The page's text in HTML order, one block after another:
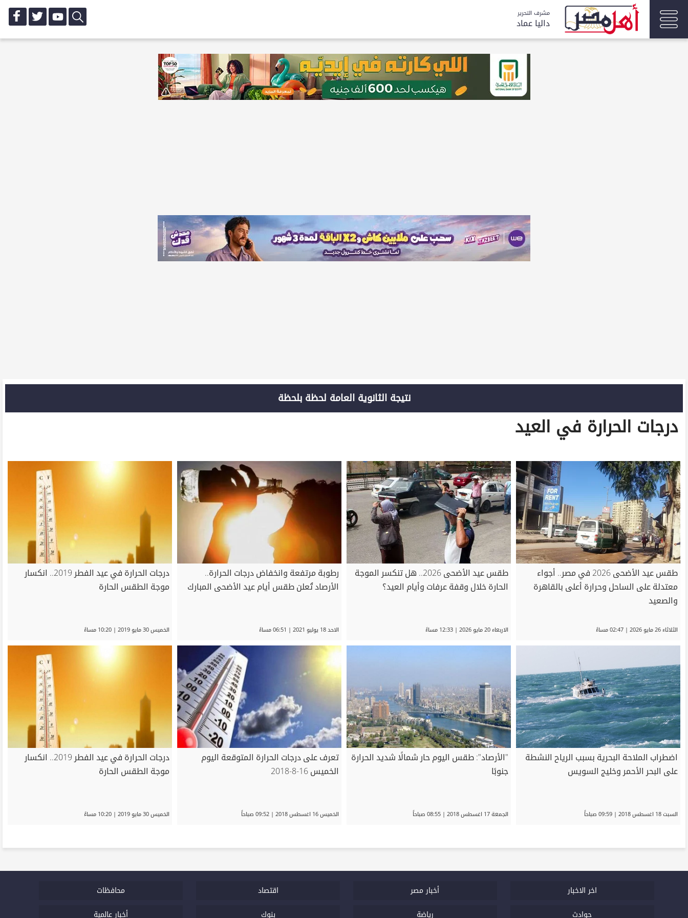
مشرف التحرير
داليا عماد
نتيجة الثانوية العامة لحظة بلحظة
درجات الحرارة في العيد
طقس عيد الأضحى 2026 في مصر.. أجواء
معتدلة على الساحل وحرارة أعلى بالقاهرة
والصعيد
الثلاثاء 26 مايو 2026 | 02:47 مساءً
طقس عيد الأضحى 2026.. هل تنكسر الموجة
الحارة خلال وقفة عرفات وأيام العيد؟
الاربعاء 20 مايو 2026 | 12:33 مساءً
رطوبة مرتفعة وانخفاض درجات الحرارة..
الأرصاد تُعلن طقس أيام عيد الأضحى المبارك
الاحد 18 يوليو 2021 | 06:51 مساءً
درجات الحرارة في عيد الفطر 2019.. انكسار
موجة الطقس الحارة
الخميس 30 مايو 2019 | 10:20 مساءً
اضطراب الملاحة البحرية بسبب الرياح النشطة
على البحر الأحمر وخليج السويس
السبت 18 اغسطس 2018 | 09:59 صباحاً
"الأرصاد": طقس اليوم حار شمالًا شديد الحرارة
جنوبًا
الجمعة 17 اغسطس 2018 | 08:55 صباحاً
تعرف على درجات الحرارة المتوقعة اليوم
الخميس 16-8-2018
الخميس 16 اغسطس 2018 | 09:52 صباحاً
درجات الحرارة في عيد الفطر 2019.. انكسار
موجة الطقس الحارة
الخميس 30 مايو 2019 | 10:20 مساءً
اخر الاخبار أخبار مصر اقتصاد
محافظات
حوادث
رياضة بنوك أخبار عالمية